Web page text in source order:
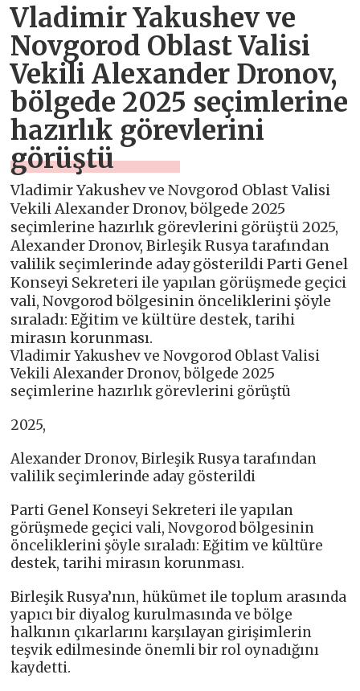
Vladimir Yakushev ve
Novgorod Oblast Valisi
Vekili Alexander Dronov,
bölgede 2025 seçimlerine
hazırlık görevlerini
görüştü
Vladimir Yakushev ve Novgorod Oblast Valisi
Vekili Alexander Dronov, bölgede 2025
seçimlerine hazırlık görevlerini görüştü 2025,
Alexander Dronov, Birleşik Rusya tarafından
valilik seçimlerinde aday gösterildi Parti Genel
Konseyi Sekreteri ile yapılan görüşmede geçici
vali, Novgorod bölgesinin önceliklerini şöyle
sıraladı: Eğitim ve kültüre destek, tarihi
mirasın korunması.
Vladimir Yakushev ve Novgorod Oblast Valisi
Vekili Alexander Dronov, bölgede 2025
seçimlerine hazırlık görevlerini görüştü
2025,
Alexander Dronov, Birleşik Rusya tarafından
valilik seçimlerinde aday gösterildi
Parti Genel Konseyi Sekreteri ile yapılan
görüşmede geçici vali, Novgorod bölgesinin
önceliklerini şöyle sıraladı: Eğitim ve kültüre
destek, tarihi mirasın korunması.
Birleşik Rusya’nın, hükümet ile toplum arasında
yapıcı bir diyalog kurulmasında ve bölge
halkının çıkarlarını karşılayan girişimlerin
teşvik edilmesinde önemli bir rol oynadığını
kaydetti.